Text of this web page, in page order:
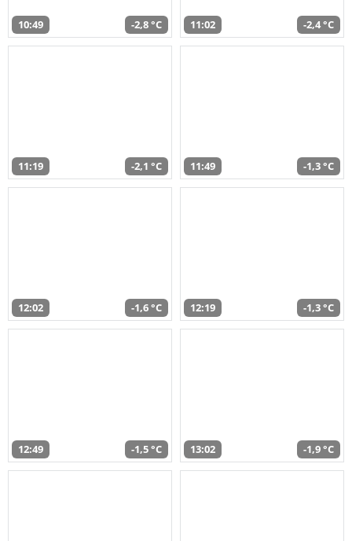
10:49 -2,8 °C 11:02 -2,4 °C
11:19 -2,1 °C 11:49 -1,3 °C
12:02 -1,6 °C 12:19 -1,3 °C
12:49 -1,5 °C 13:02 -1,9 °C